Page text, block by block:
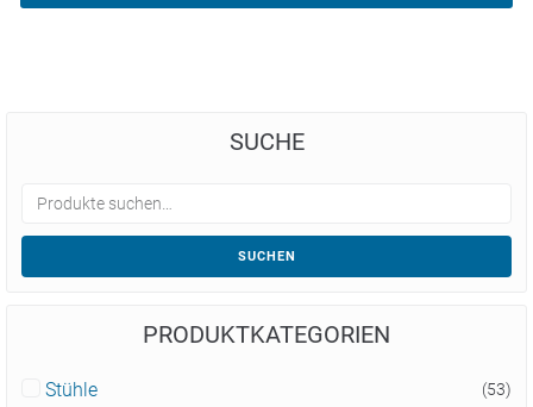
SUCHE
SUCHEN
PRODUKTKATEGORIEN
Stühle (53)